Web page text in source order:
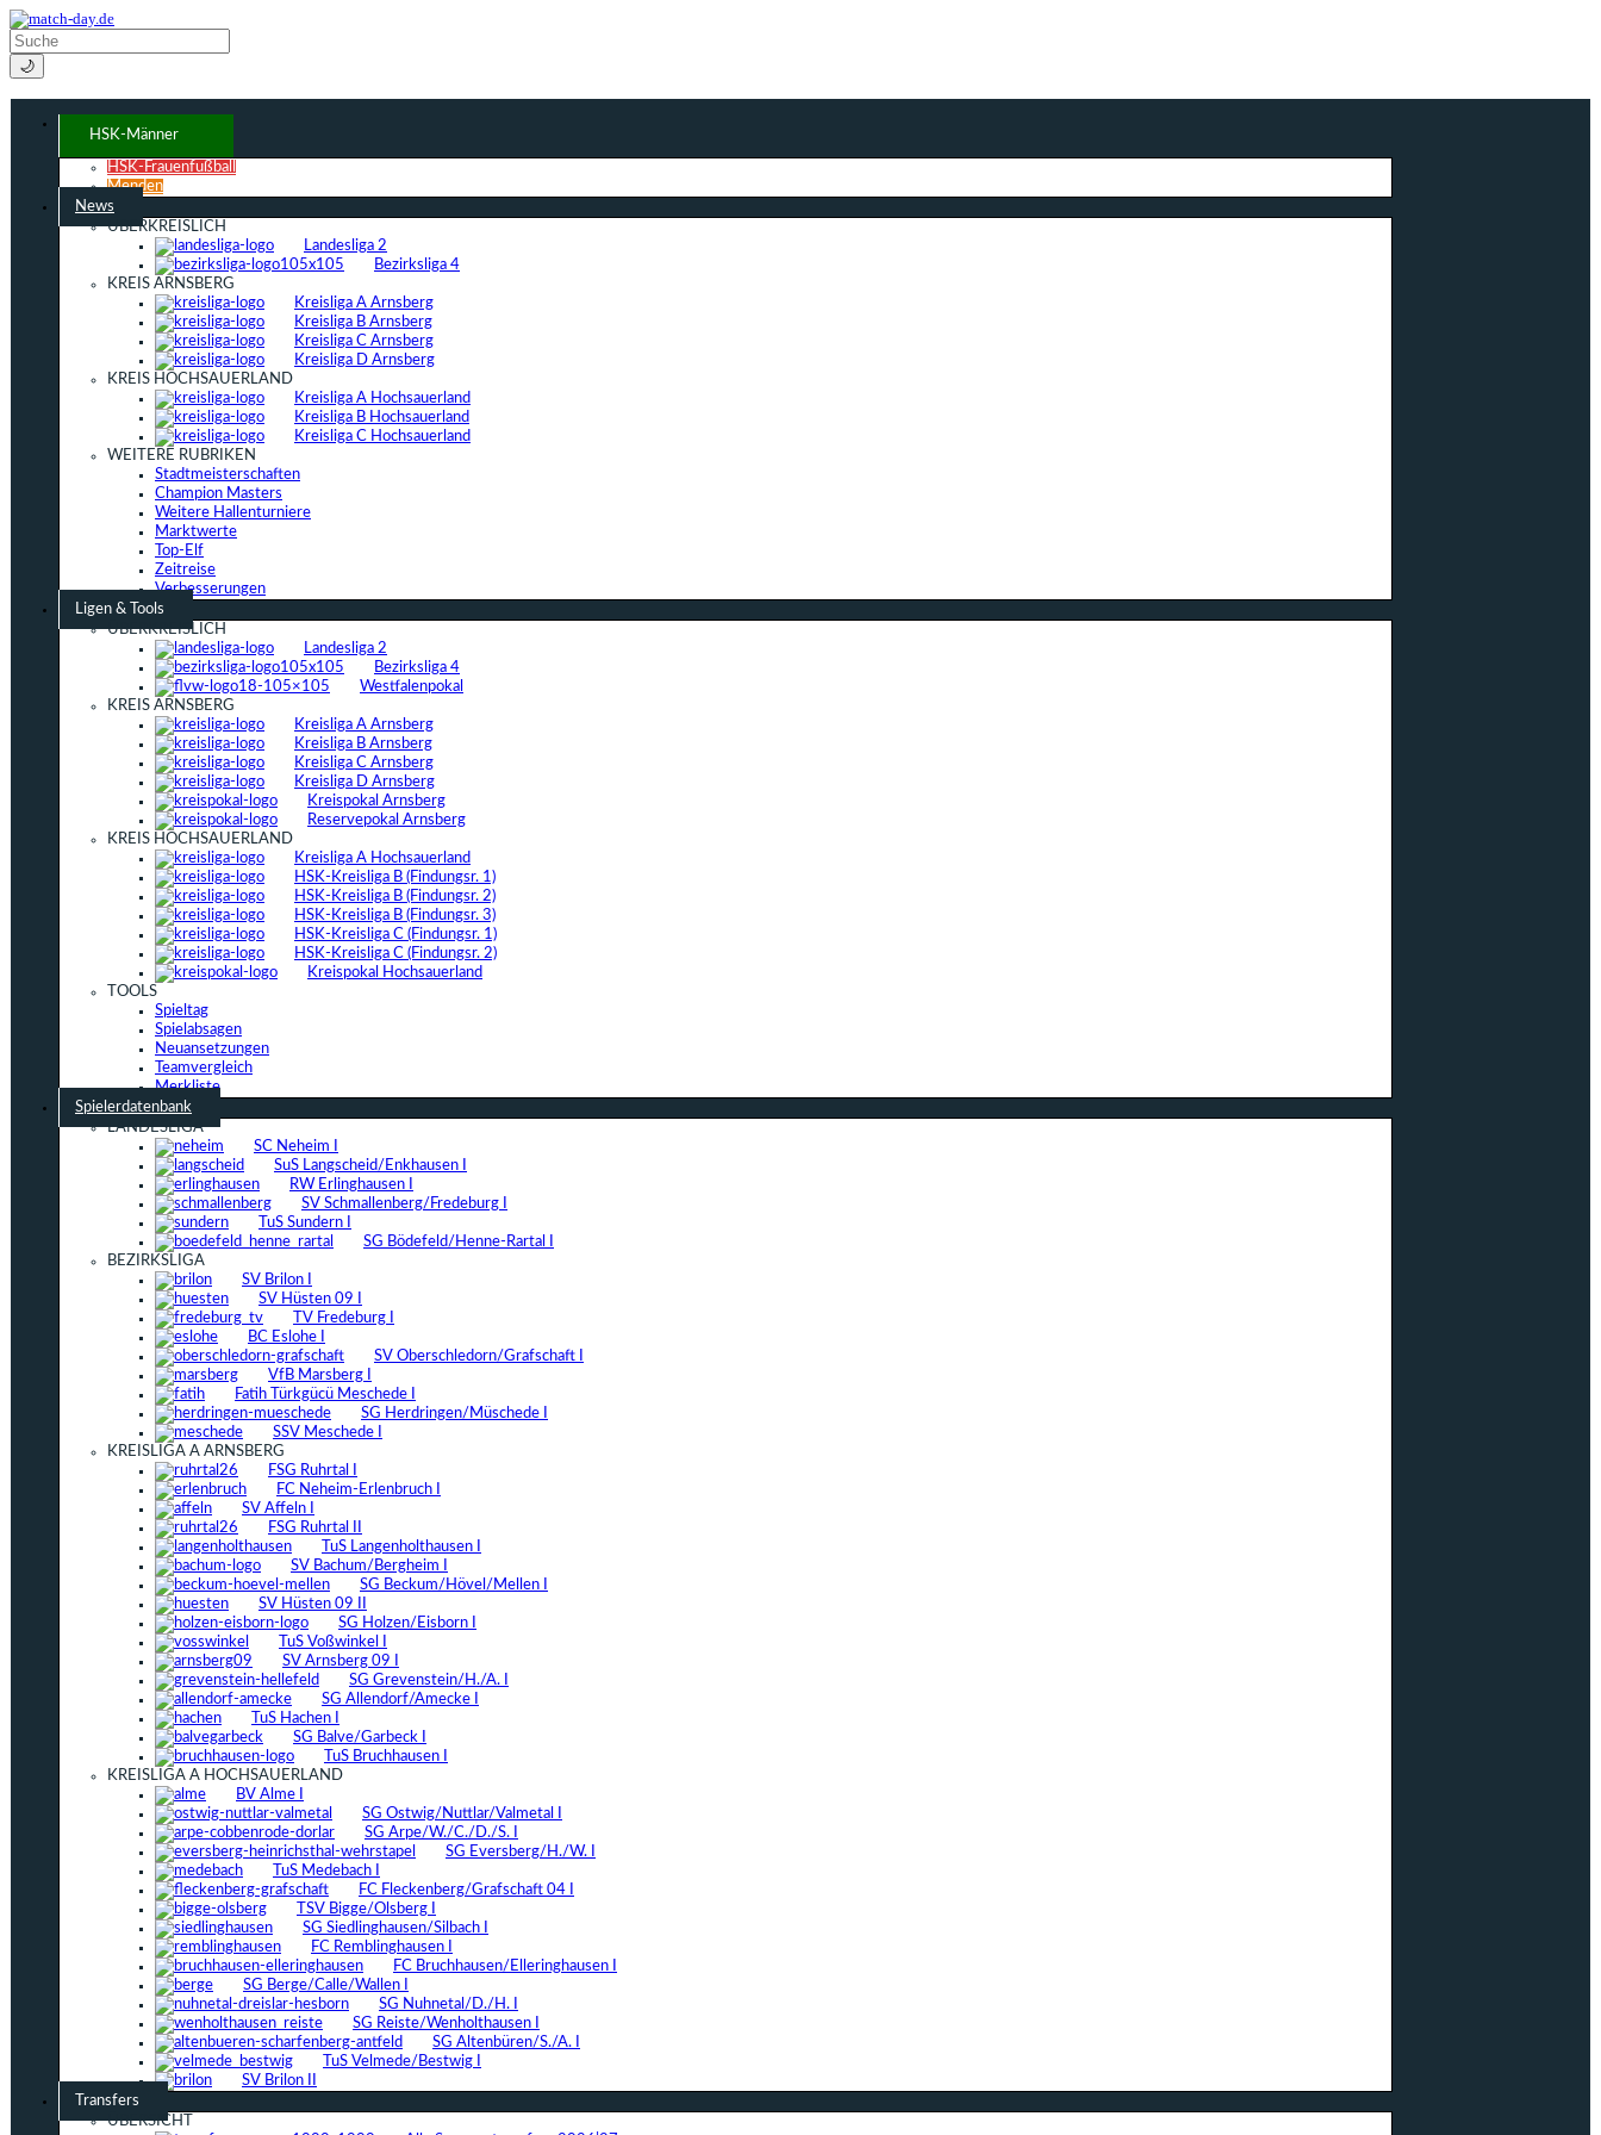
🌙
HSK-Männer
HSK-Frauenfußball
Menden
News
ÜBERKREISLICH
Landesliga 2
Bezirksliga 4
KREIS ARNSBERG
Kreisliga A Arnsberg
Kreisliga B Arnsberg
Kreisliga C Arnsberg
Kreisliga D Arnsberg
KREIS HOCHSAUERLAND
Kreisliga A Hochsauerland
Kreisliga B Hochsauerland
Kreisliga C Hochsauerland
WEITERE RUBRIKEN
Stadtmeisterschaften
Champion Masters
Weitere Hallenturniere
Marktwerte
Top-Elf
Zeitreise
Verbesserungen
Ligen & Tools
ÜBERKREISLICH
Landesliga 2
Bezirksliga 4
Westfalenpokal
KREIS ARNSBERG
Kreisliga A Arnsberg
Kreisliga B Arnsberg
Kreisliga C Arnsberg
Kreisliga D Arnsberg
Kreispokal Arnsberg
Reservepokal Arnsberg
KREIS HOCHSAUERLAND
Kreisliga A Hochsauerland
HSK-Kreisliga B (Findungsr. 1)
HSK-Kreisliga B (Findungsr. 2)
HSK-Kreisliga B (Findungsr. 3)
HSK-Kreisliga C (Findungsr. 1)
HSK-Kreisliga C (Findungsr. 2)
Kreispokal Hochsauerland
TOOLS
Spieltag
Spielabsagen
Neuansetzungen
Teamvergleich
Merkliste
Spielerdatenbank
LANDESLIGA
SC Neheim I
SuS Langscheid/Enkhausen I
RW Erlinghausen I
SV Schmallenberg/Fredeburg I
TuS Sundern I
SG Bödefeld/Henne-Rartal I
BEZIRKSLIGA
SV Brilon I
SV Hüsten 09 I
TV Fredeburg I
BC Eslohe I
SV Oberschledorn/Grafschaft I
VfB Marsberg I
Fatih Türkgücü Meschede I
SG Herdringen/Müschede I
SSV Meschede I
KREISLIGA A ARNSBERG
FSG Ruhrtal I
FC Neheim-Erlenbruch I
SV Affeln I
FSG Ruhrtal II
TuS Langenholthausen I
SV Bachum/Bergheim I
SG Beckum/Hövel/Mellen I
SV Hüsten 09 II
SG Holzen/Eisborn I
TuS Voßwinkel I
SV Arnsberg 09 I
SG Grevenstein/H./A. I
SG Allendorf/Amecke I
TuS Hachen I
SG Balve/Garbeck I
TuS Bruchhausen I
KREISLIGA A HOCHSAUERLAND
BV Alme I
SG Ostwig/Nuttlar/Valmetal I
SG Arpe/W./C./D./S. I
SG Eversberg/H./W. I
TuS Medebach I
FC Fleckenberg/Grafschaft 04 I
TSV Bigge/Olsberg I
SG Siedlinghausen/Silbach I
FC Remblinghausen I
FC Bruchhausen/Elleringhausen I
SG Berge/Calle/Wallen I
SG Nuhnetal/D./H. I
SG Reiste/Wenholthausen I
SG Altenbüren/S./A. I
TuS Velmede/Bestwig I
SV Brilon II
Transfers
ÜBERSICHT